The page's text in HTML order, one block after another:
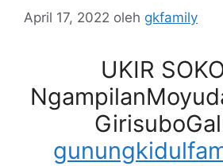
April 17, 2022 oleh gkfamily
UKIR